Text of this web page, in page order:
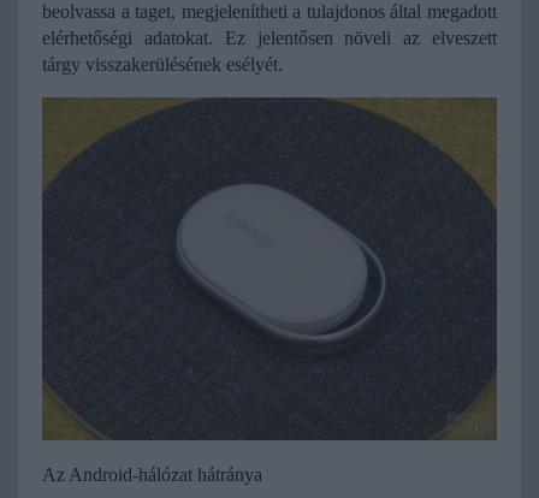
beolvassa a taget, megjelenítheti a tulajdonos által megadott
elérhetőségi adatokat. Ez jelentősen növeli az elveszett
tárgy visszakerülésének esélyét.
Az Android-hálózat hátránya